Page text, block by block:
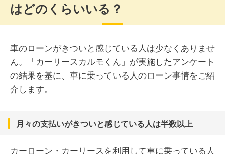
はどのくらいいる？
車のローンがきついと感じている人は少なくありませ
ん。「カーリースカルモくん」が実施したアンケート
の結果を基に、車に乗っている人のローン事情をご紹
介します。
月々の支払いがきついと感じている人は半数以上
カーローン・カーリースを利用して車に乗っている人